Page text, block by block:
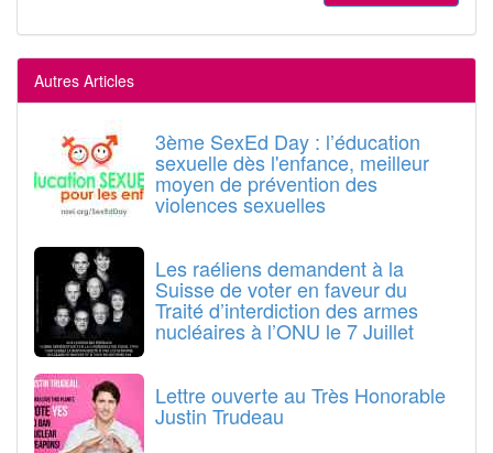
Autres Articles
3ème SexEd Day : l’éducation
sexuelle dès l'enfance, meilleur
moyen de prévention des
violences sexuelles
Les raéliens demandent à la
Suisse de voter en faveur du
Traité d’interdiction des armes
nucléaires à l’ONU le 7 Juillet
Lettre ouverte au Très Honorable
Justin Trudeau